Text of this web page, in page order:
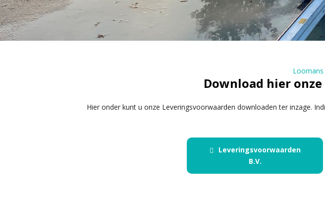
Download hier
Hier onder kunt u onze Leveringsvoorwaarden downloaden ter inzage.
Leveringsvoorwaarden
B.V.